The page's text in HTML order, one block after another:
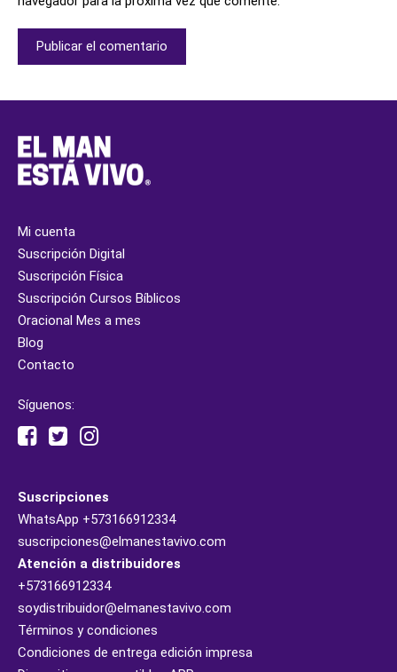
Mi cuenta
Suscripción Digital
Suscripción Física
Suscripción Cursos Bíblicos
Oracional Mes a mes
Blog
Contacto
Síguenos:
Suscripciones
WhatsApp +573166912334
suscripciones@elmanestavivo.com
Atención a distribuidores
+573166912334
soydistribuidor@elmanestavivo.com
Términos y condiciones
Condiciones de entrega edición impresa